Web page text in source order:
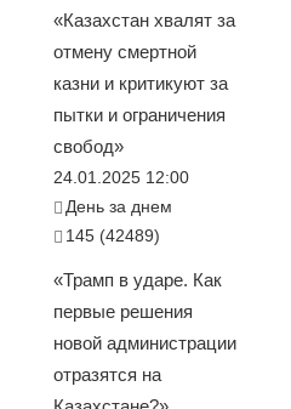
«Казахстан хвалят за
отмену смертной
казни и критикуют за
пытки и ограничения
свобод»
24.01.2025 12:00
День за днем
145 (42489)
«Трамп в ударе. Как
первые решения
новой администрации
отразятся на